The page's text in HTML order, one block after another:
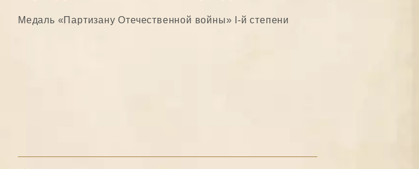
Медаль «Партизану Отечественной войны» I-й степени